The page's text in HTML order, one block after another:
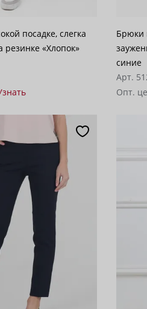
посадке, слегка
резинке «Хлопок»
Брюки
синие
Арт.
Опт.